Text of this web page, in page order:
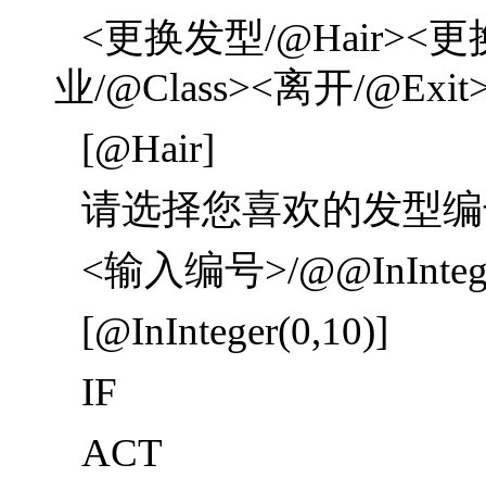
<更换发型/@Hair><更
业/@Class><离开/
[@Hair]
请选择您喜欢的发型
<输入编号>/
[@InInteger(0,10)]
IF
ACT